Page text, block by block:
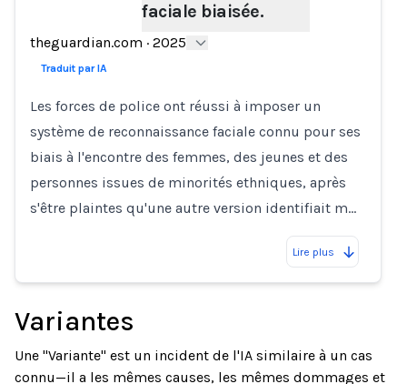
faciale biaisée.
theguardian.com · 2025
Traduit par IA
Les forces de police ont réussi à imposer un
système de reconnaissance faciale connu pour ses
biais à l'encontre des femmes, des jeunes et des
personnes issues de minorités ethniques, après
s'être plaintes qu'une autre version identifiait m…
Lire plus
Variantes
Une "Variante" est un incident de l'IA similaire à un cas
connu—il a les mêmes causes, les mêmes dommages et